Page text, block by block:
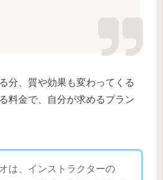
分、質や効果も変わってくる
料金で、自分が求めるプラン
は、インストラクターの